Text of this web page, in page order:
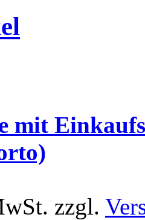
mit
zzgl.